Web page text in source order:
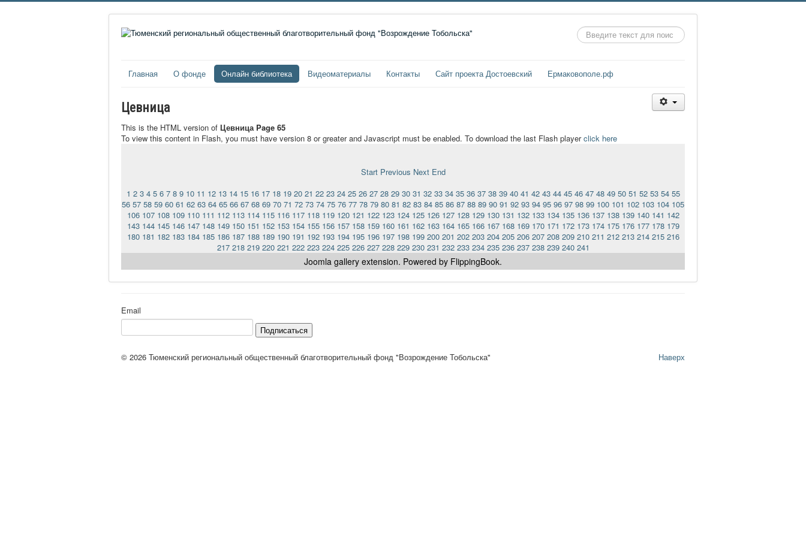
Искать...
Главная О фонде Онлайн библиотека Видеоматериалы Контакты Сайт проекта Достоевский Ермаковополе.рф
Цевница
This is the HTML version of Цевница Page 65
To view this content in Flash, you must have version 8 or greater and Javascript must be enabled. To download the last Flash playerclick here
Start Previous Next End
1 2 3 4 5 6 7 8 9 10 11 12 13 14 15 16 17 18 19 20 21 22 23 24 25 26 27 28 29 30 31 32 33 34 35 36 37 38 39 40 41 42 43 44 45 46 47 48 49 50 51 52 53 54 55
56 57 58 59 60 61 62 63 64 65 66 67 68 69 70 71 72 73 74 75 76 77 78 79 80 81 82 83 84 85 86 87 88 89 90 91 92 93 94 95 96 97 98 99 100 101 102 103 104 105
106 107 108 109 110 111 112 113 114 115 116 117 118 119 120 121 122 123 124 125 126 127 128 129 130 131 132 133 134 135 136 137 138 139 140 141 142
143 144 145 146 147 148 149 150 151 152 153 154 155 156 157 158 159 160 161 162 163 164 165 166 167 168 169 170 171 172 173 174 175 176 177 178 179
180 181 182 183 184 185 186 187 188 189 190 191 192 193 194 195 196 197 198 199 200 201 202 203 204 205 206 207 208 209 210 211 212 213 214 215 216
217 218 219 220 221 222 223 224 225 226 227 228 229 230 231 232 233 234 235 236 237 238 239 240 241
Joomla gallery extension. Powered by FlippingBook.
Email
Подписаться
Наверх
© 2026 Тюменский региональный общественный благотворительный фонд "Возрождение Тобольска"